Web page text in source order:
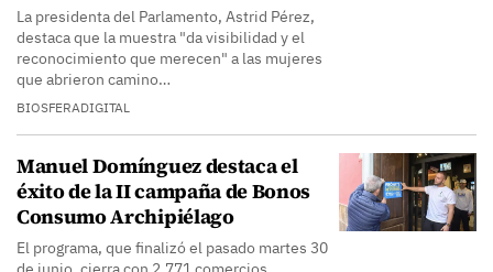
La presidenta del Parlamento, Astrid Pérez,
destaca que la muestra "da visibilidad y el
reconocimiento que merecen" a las mujeres
que abrieron camino…
BIOSFERADIGITAL
Manuel Domínguez destaca el
éxito de la II campaña de Bonos
Consumo Archipiélago
El programa, que finalizó el pasado martes 30